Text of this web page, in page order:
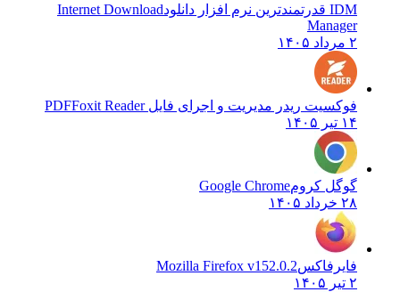
IDM قدرتمندترین نرم افزار دانلود
Internet Download
Manager
۲ مرداد ۱۴۰۵
فوکسیت ریدر مدیریت و اجرای فایل PDFFoxit Reader
۱۴ تیر ۱۴۰۵
گوگل کرومGoogle Chrome
۲۸ خرداد ۱۴۰۵
فایرفاکسMozilla Firefox v152.0.2
۲ تیر ۱۴۰۵